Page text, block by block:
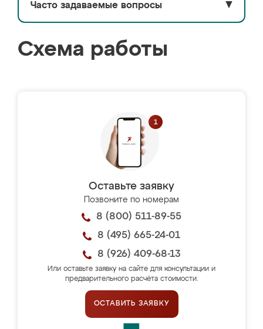
Часто задаваемые вопросы ▼
Схема работы
Оставьте заявку
Позвоните по номерам
8 (800) 511-89-55
8 (495) 665-24-01
8 (926) 409-68-13
Или оставьте заявку на сайте для консультации и
предварительного расчёта стоимости.
ОСТАВИТЬ ЗАЯВКУ